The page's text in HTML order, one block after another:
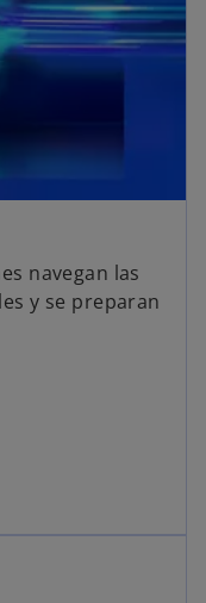
navegan las
y se preparan